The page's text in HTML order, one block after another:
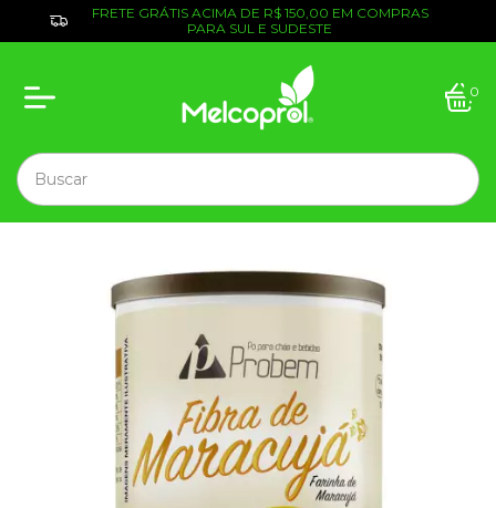
FRETE GRÁTIS ACIMA DE R$ 150,00 EM COMPRAS
PARA SUL E SUDESTE
0